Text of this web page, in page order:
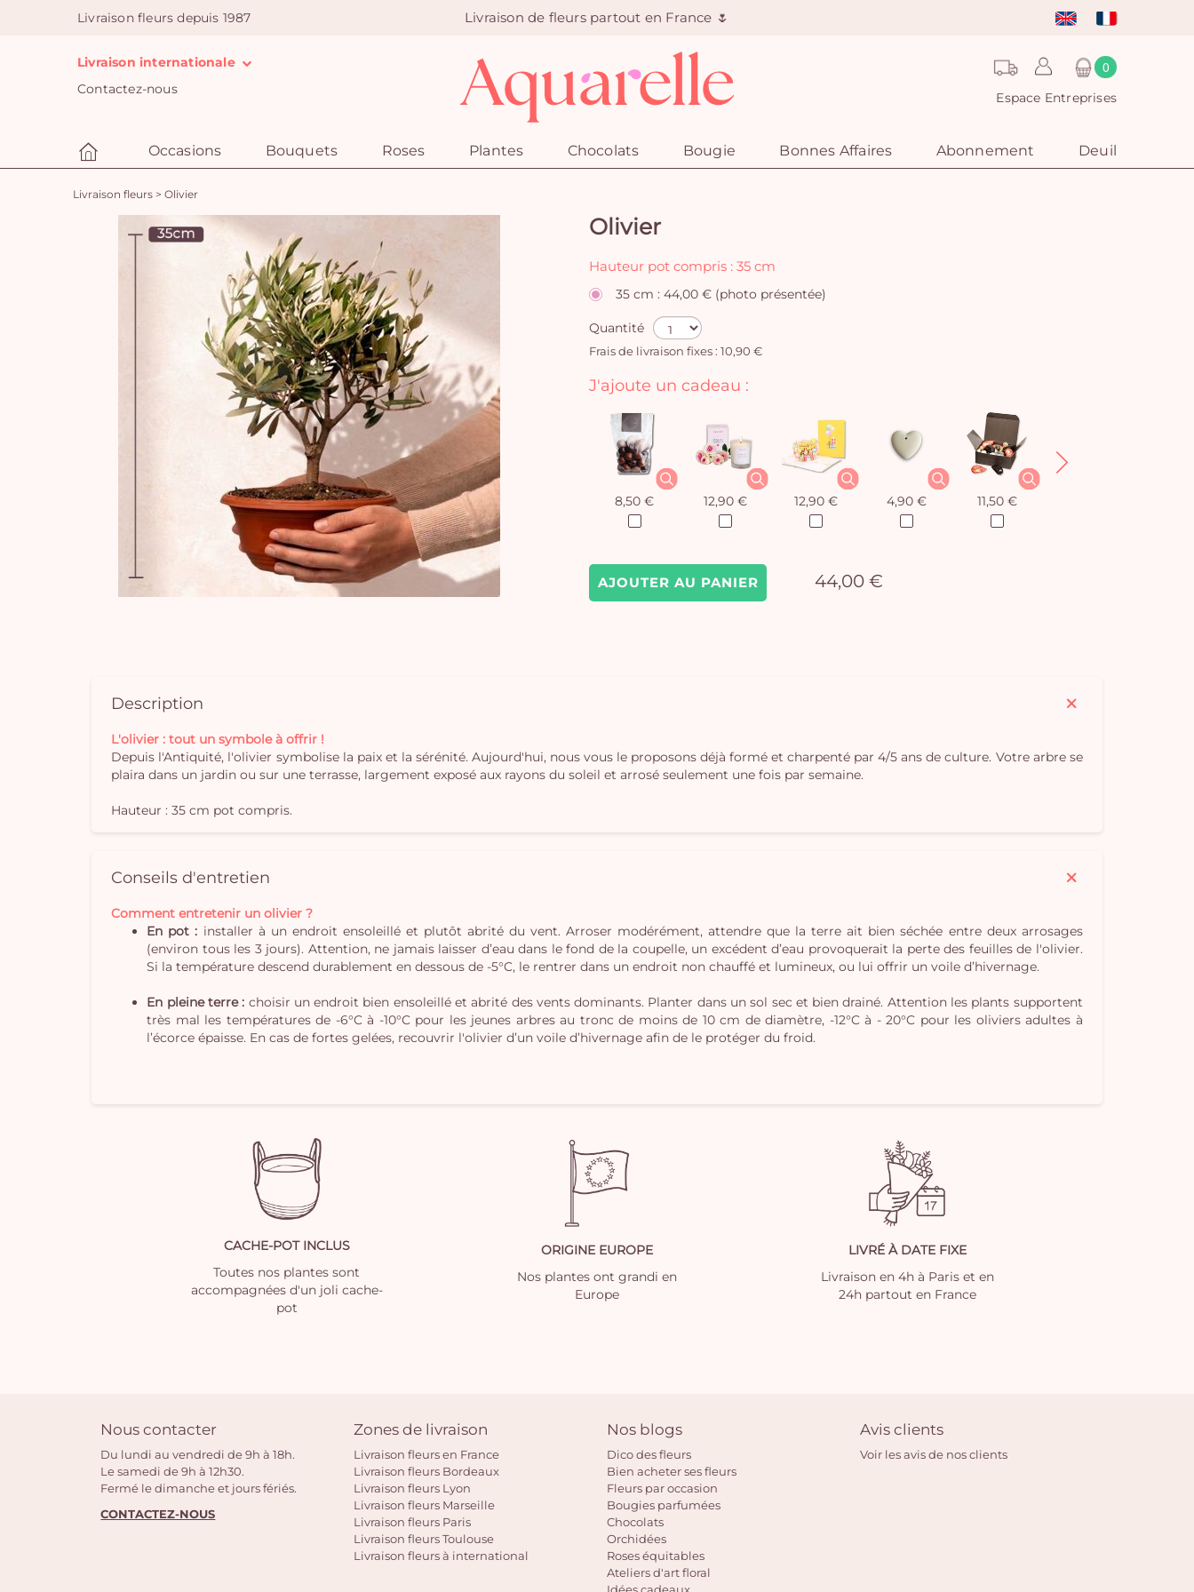
Livraison fleurs depuis 1987 Livraison de fleurs partout en France 🌷
Livraison internationale
Contactez-nous
0
Espace Entreprises
Occasions Bouquets Roses Plantes Chocolats Bougie Bonnes Affaires Abonnement Deuil
Livraison fleurs > Olivier
Olivier
Hauteur pot compris : 35 cm
35 cm : 44,00 € (photo présentée)
Quantité
Frais de livraison fixes : 10,90 €
AJOUTER AU PANIER 44,00 €
J'ajoute un cadeau :
8,50 € 12,90 € 12,90 € 4,90 € 11,50 €
Description
L'olivier : tout un symbole à offrir !
Depuis l'Antiquité, l'olivier symbolise la paix et la sérénité. Aujourd'hui, nous vous le proposons déjà formé et charpenté par 4/5 ans de culture. Votre arbre se
plaira dans un jardin ou sur une terrasse, largement exposé aux rayons du soleil et arrosé seulement une fois par semaine.
Hauteur : 35 cm pot compris.
Conseils d'entretien
Comment entretenir un olivier ?
En pot : installer à un endroit ensoleillé et plutôt abrité du vent. Arroser modérément, attendre que la terre ait bien séchée entre deux arrosages
(environ tous les 3 jours). Attention, ne jamais laisser d’eau dans le fond de la coupelle, un excédent d’eau provoquerait la perte des feuilles de l'olivier.
Si la température descend durablement en dessous de -5°C, le rentrer dans un endroit non chauffé et lumineux, ou lui offrir un voile d’hivernage.
En pleine terre : choisir un endroit bien ensoleillé et abrité des vents dominants. Planter dans un sol sec et bien drainé. Attention les plants supportent
très mal les températures de -6°C à -10°C pour les jeunes arbres au tronc de moins de 10 cm de diamètre, -12°C à - 20°C pour les oliviers adultes à
l’écorce épaisse. En cas de fortes gelées, recouvrir l'olivier d’un voile d’hivernage afin de le protéger du froid.
CACHE-POT INCLUS
Toutes nos plantes sont
accompagnées d'un joli cache-
pot
ORIGINE EUROPE
Nos plantes ont grandi en
Europe
LIVRÉ À DATE FIXE
Livraison en 4h à Paris et en
24h partout en France
Nous contacter
Du lundi au vendredi de 9h à 18h.
Le samedi de 9h à 12h30.
Fermé le dimanche et jours fériés.
CONTACTEZ-NOUS
Zones de livraison
Livraison fleurs en France
Livraison fleurs Bordeaux
Livraison fleurs Lyon
Livraison fleurs Marseille
Livraison fleurs Paris
Livraison fleurs Toulouse
Livraison fleurs à international
Nos blogs
Dico des fleurs
Bien acheter ses fleurs
Fleurs par occasion
Bougies parfumées
Chocolats
Orchidées
Roses équitables
Ateliers d'art floral
Avis clients
Voir les avis de nos clients